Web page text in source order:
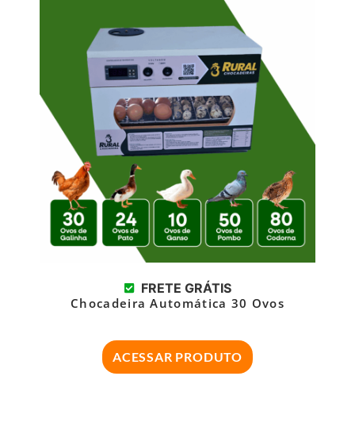
FRETE GRÁTIS
Chocadeira Automática 30 Ovos
ACESSAR PRODUTO